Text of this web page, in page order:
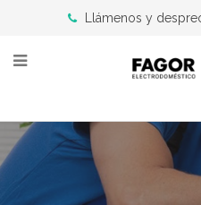
Llámenos y